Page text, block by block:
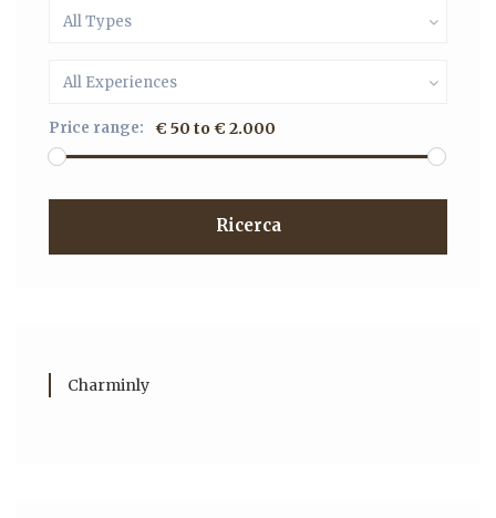
All Types
All Experiences
Price range: € 50 to € 2.000
Ricerca
Charminly